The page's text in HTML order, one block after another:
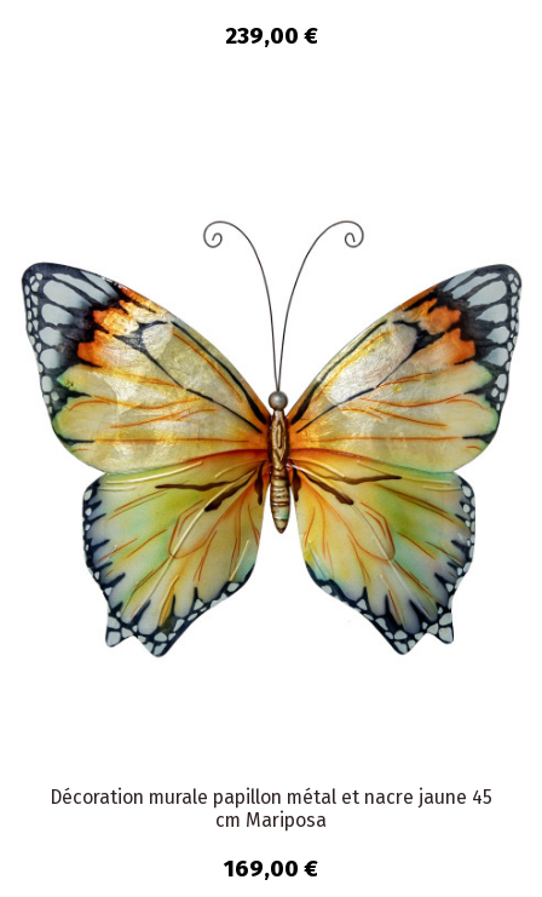
239,00 €
Décoration murale papillon métal et nacre jaune 45
cm Mariposa
169,00 €